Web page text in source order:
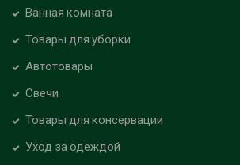
Ванная комната
Товары для уборки
Автотовары
Свечи
Товары для консервации
Уход за одеждой